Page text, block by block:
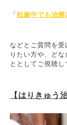
「 妊娠中でも治療
などとご質問を
りたい方や、ど
ととしてご視聴し
【はりきゅう